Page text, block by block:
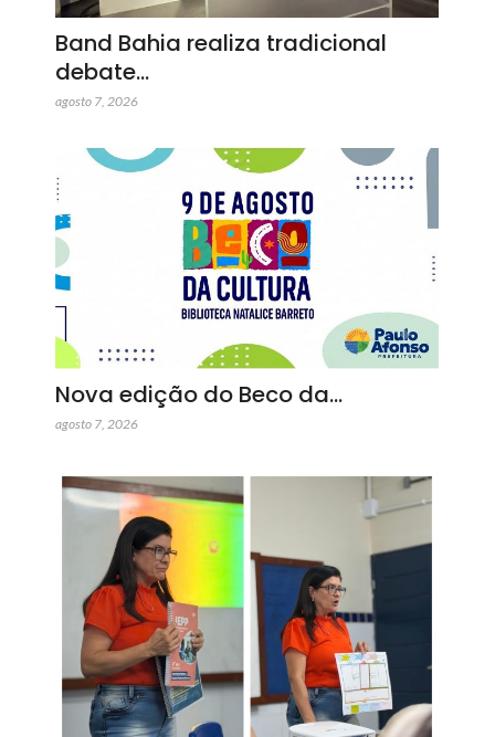
Band Bahia realiza tradicional
debate…
agosto 7, 2026
Nova edição do Beco da…
agosto 7, 2026